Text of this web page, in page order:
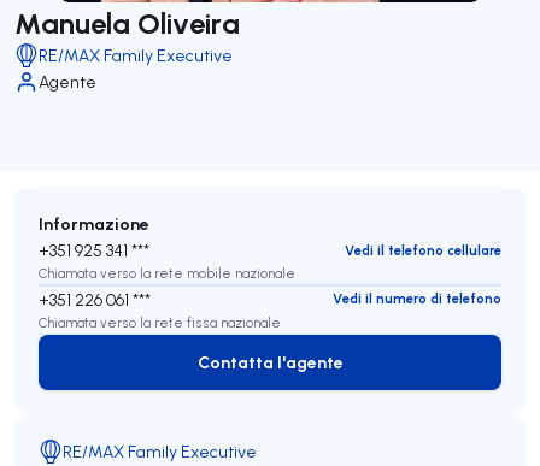
Manuela Oliveira
RE/MAX Family Executive
Agente
Informazione
+351 925 341 ***
Vedi il telefono cellulare
Chiamata verso la rete mobile nazionale
+351 226 061 ***
Vedi il numero di telefono
Chiamata verso la rete fissa nazionale
Contatta l'agente
Contatta l'agente
RE/MAX Family Executive